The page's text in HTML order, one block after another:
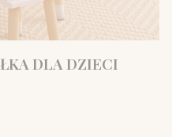
DLA DZIECI